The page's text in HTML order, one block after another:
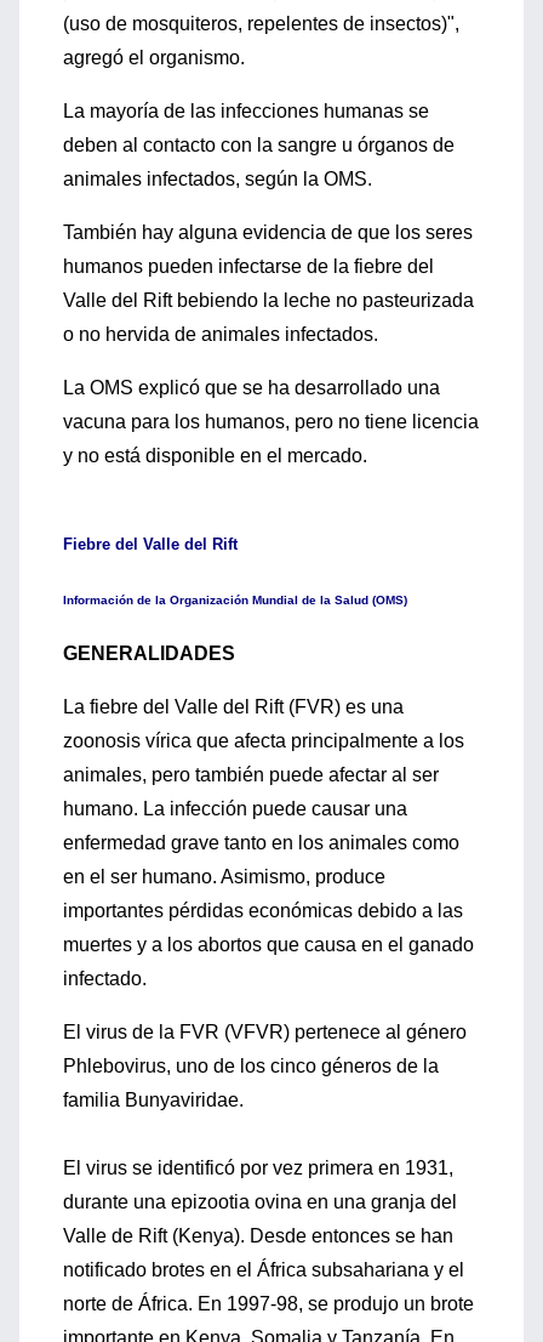
(uso de mosquiteros, repelentes de insectos)",
agregó el organismo.
La mayoría de las infecciones humanas se
deben al contacto con la sangre u órganos de
animales infectados, según la OMS.
También hay alguna evidencia de que los seres
humanos pueden infectarse de la fiebre del
Valle del Rift bebiendo la leche no pasteurizada
o no hervida de animales infectados.
La OMS explicó que se ha desarrollado una
vacuna para los humanos, pero no tiene licencia
y no está disponible en el mercado.
Fiebre del Valle del Rift
Información de la Organización Mundial de la Salud (OMS)
GENERALIDADES
La fiebre del Valle del Rift (FVR) es una
zoonosis vírica que afecta principalmente a los
animales, pero también puede afectar al ser
humano. La infección puede causar una
enfermedad grave tanto en los animales como
en el ser humano. Asimismo, produce
importantes pérdidas económicas debido a las
muertes y a los abortos que causa en el ganado
infectado.
El virus de la FVR (VFVR) pertenece al género
Phlebovirus, uno de los cinco géneros de la
familia Bunyaviridae.
El virus se identificó por vez primera en 1931,
durante una epizootia ovina en una granja del
Valle de Rift (Kenya). Desde entonces se han
notificado brotes en el África subsahariana y el
norte de África. En 1997-98, se produjo un brote
importante en Kenya, Somalia y Tanzanía. En